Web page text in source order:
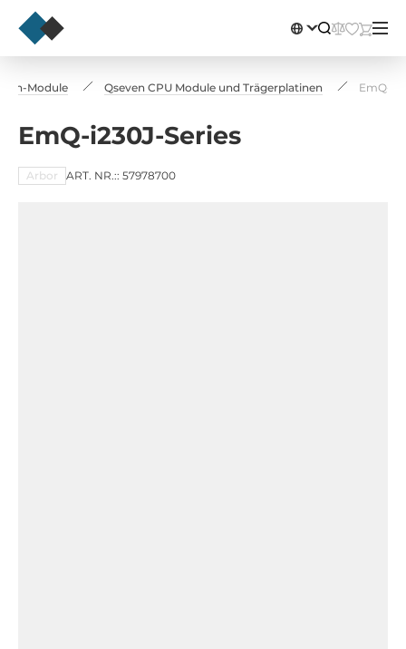
On-Module Qseven CPU Module und Trägerplatinen EmQ-
EmQ-i230J-Series
Arbor ART. NR.:: 57978700